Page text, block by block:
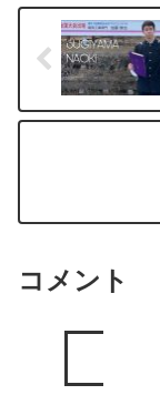
コメント